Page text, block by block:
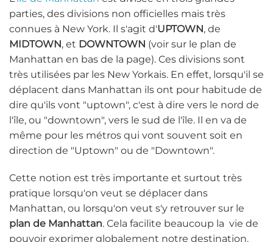
parties, des divisions non officielles mais très
connues à New York. Il s'agit d'UPTOWN, de
MIDTOWN, et DOWNTOWN (voir sur le plan de
Manhattan en bas de la page). Ces divisions sont
très utilisées par les New Yorkais. En effet, lorsqu'il se
déplacent dans Manhattan ils ont pour habitude de
dire qu'ils vont "uptown", c'est à dire vers le nord de
l'île, ou "downtown", vers le sud de l'île. Il en va de
même pour les métros qui vont souvent soit en
direction de "Uptown" ou de "Downtown".
Cette notion est très importante et surtout très
pratique lorsqu'on veut se déplacer dans
Manhattan, ou lorsqu'on veut s'y retrouver sur le
plan de Manhattan. Cela facilite beaucoup la vie de
pouvoir exprimer globalement notre destination.